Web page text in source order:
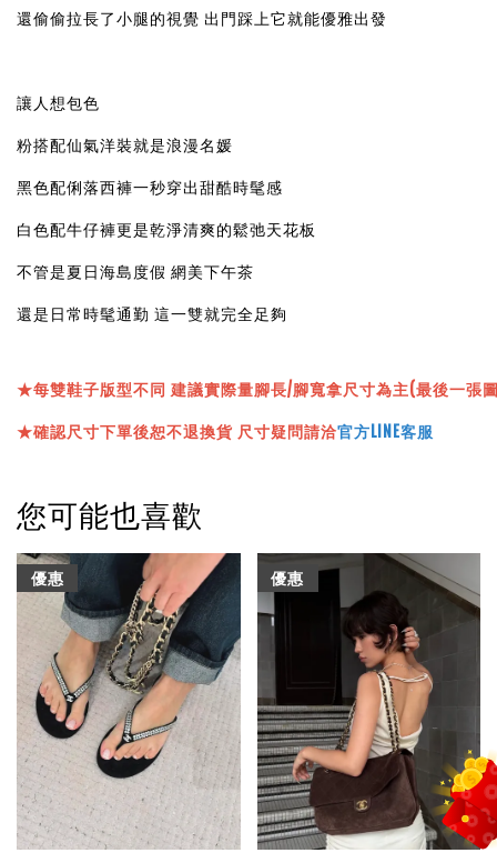
還偷偷拉長了小腿的視覺 出門踩上它就能優雅出發
讓人想包色
粉搭配仙氣洋裝就是浪漫名媛
黑色配俐落西褲一秒穿出甜酷時髦感
白色配牛仔褲更是乾淨清爽的鬆弛天花板
不管是夏日海島度假 網美下午茶
還是日常時髦通勤 這一雙就完全足夠
★每雙鞋子版型不同 建議實際量腳長/腳寬拿尺寸為主(最後一張
★確認尺寸下單後恕不退換貨 尺寸疑問請洽官方LINE客服
您可能也喜歡
優惠 優惠